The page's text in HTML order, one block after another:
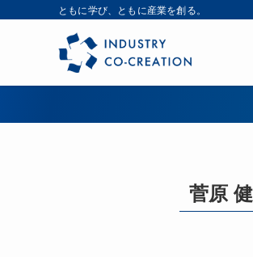
ともに学び、ともに産業を創る。
菅原